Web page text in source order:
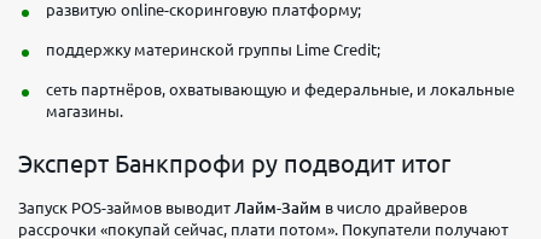
развитую online-скоринговую платформу;
поддержку материнской группы Lime Credit;
сеть партнёров, охватывающую и федеральные, и локальные
магазины.
Эксперт Банкпрофи ру подводит итог
Запуск POS-займов выводит Лайм-Займ в число драйверов
рассрочки «покупай сейчас, плати потом». Покупатели получают